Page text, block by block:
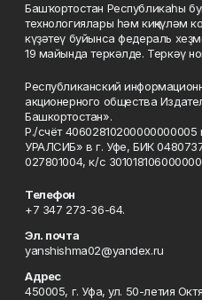
Башҡортостан Республикаһы
технологиялары һәм киңкүләм
күҙәтеү буйынса федераль
19 майында теркәлде. Теркәү
Республиканский
акционерного общества
Башкортостан».
Р./счёт
УРАЛСИБ» в г. Уфе, БИК
027801004, к/с
Телефон
+7 347 273-36-64.
Эл. почта
yanshishma02@yandex.ru
Адрес
450005, г. Уфа, ул. 50-летия